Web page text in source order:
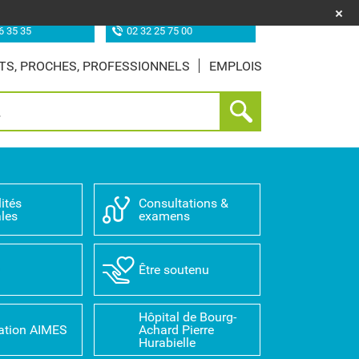
35 35
02 32 25 75 00
PROCHES, PROFESSIONNELS EMPLOIS
Consultations &
examens
Être soutenu
AIMES
Hôpital de Bourg-
Achard Pierre
Hurabielle